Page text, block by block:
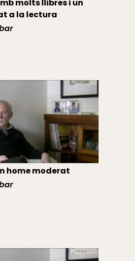
molts llibres i un
a la lectura
home moderat